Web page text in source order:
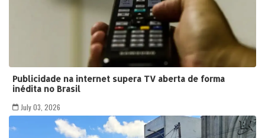
Publicidade na internet supera TV aberta de forma
inédita no Brasil
July 03, 2026